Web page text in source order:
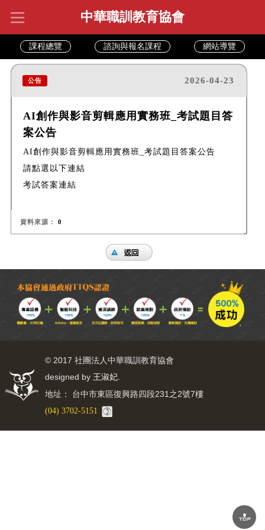
中華職訓教育協會
課程總覽 諮詢與報名課程 網站導覽
公告 2026-04-23
AI創作與影音剪輯應用實務班_考試題目答
案公告
AI創作與影音剪輯應用實務班_考試題目答案公告
請點選以下連結
考試答案連結
資料來源： 0
© 2017 社團法人中華職訓教育協會
designed by 王淑妃.
地址： 台中市東區復興路四段231之2號7樓
(04) 3702-5151